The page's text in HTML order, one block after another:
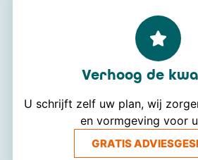
Verhoog de
U schrijft zelf uw plan, wij
en vormgeving voor
GRATIS